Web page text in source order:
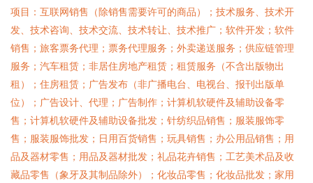
项目：互联网销售（除销售需要许可的商品）；技术服务、技术开
发、技术咨询、技术交流、技术转让、技术推广；软件开发；软件
销售；旅客票务代理；票务代理服务；外卖递送服务；供应链管理
服务；汽车租赁；非居住房地产租赁；租赁服务（不含出版物出
租）；住房租赁；广告发布（非广播电台、电视台、报刊出版单
位）；广告设计、代理；广告制作；计算机软硬件及辅助设备零
售；计算机软硬件及辅助设备批发；针纺织品销售；服装服饰零
售；服装服饰批发；日用百货销售；玩具销售；办公用品销售；用
品及器材零售；用品及器材批发；礼品花卉销售；工艺美术品及收
藏品零售（象牙及其制品除外）；化妆品零售；化妆品批发；家用